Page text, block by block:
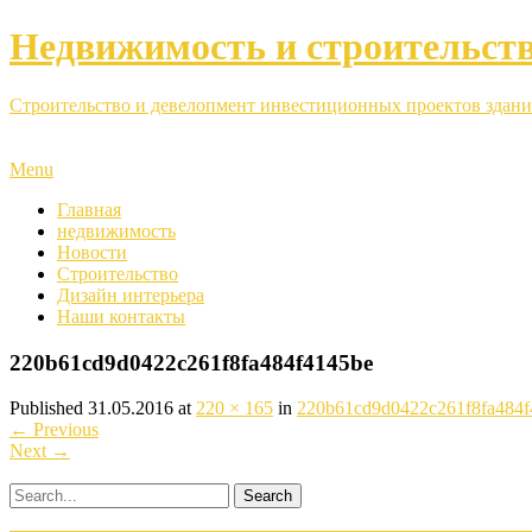
Недвижимость и
Строительство и девелопмент инвестиционных проектов
Menu
Главная
недвижимость
Новости
Строительство
Дизайн интерьера
Наши контакты
220b61cd9d0422c261f8fa484f4145be
Published 31.05.2016 at 220 × 165 in
← Previous
Next →